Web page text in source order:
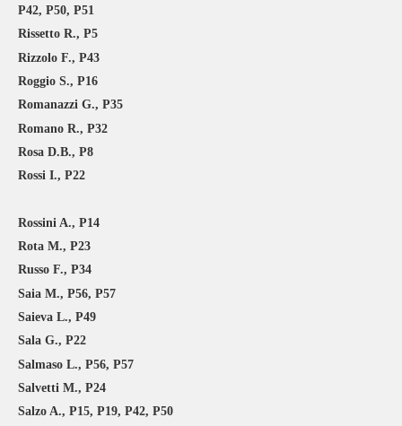
P42, P50, P51
Rissetto R., P5
Rizzolo F., P43
Roggio S., P16
Romanazzi G., P35
Romano R., P32
Rosa D.B., P8
Rossi I., P22
Rossini A., P14
Rota M., P23
Russo F., P34
Saia M., P56, P57
Saieva L., P49
Sala G., P22
Salmaso L., P56, P57
Salvetti M., P24
Salzo A., P15, P19, P42, P50